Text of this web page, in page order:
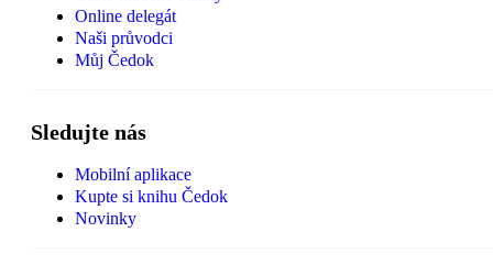
Online delegát
Naši průvodci
Můj Čedok
Sledujte nás
Mobilní aplikace
Kupte si knihu Čedok
Novinky